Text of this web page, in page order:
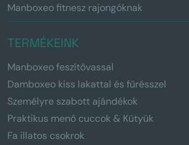
Manboxeo fitnesz rajongóknak
TERMÉKEINK
Manboxeo feszítővassal
Damboxeo kiss lakattal és fűrésszel
Személyre szabott ajándékok
Praktikus menő cuccok & Kütyük
Fa illatos csokrok